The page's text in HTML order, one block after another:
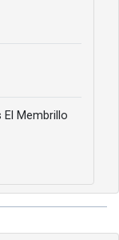
El Membrillo